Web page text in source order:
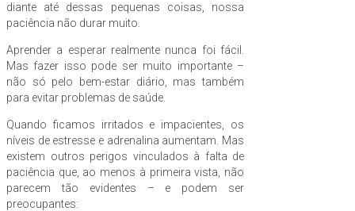
diante até dessas pequenas coisas, nossa
paciência não durar muito.
Aprender a esperar realmente nunca foi fácil.
Mas fazer isso pode ser muito importante –
não só pelo bem-estar diário, mas também
para evitar problemas de saúde.
Quando ficamos irritados e impacientes, os
níveis de estresse e adrenalina aumentam. Mas
existem outros perigos vinculados à falta de
paciência que, ao menos à primeira vista, não
parecem tão evidentes – e podem ser
preocupantes: